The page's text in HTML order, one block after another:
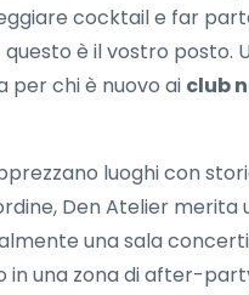
cocktail e far
è il vostro posto.
per chi è nuovo ai club
luoghi con
Den Atelier merita
una sala
in una zona di after-